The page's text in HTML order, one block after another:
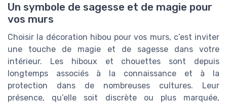
Un symbole de sagesse et de magie pour
vos murs
Choisir la décoration hibou pour vos murs, c’est inviter
une touche de magie et de sagesse dans votre
intérieur. Les hiboux et chouettes sont depuis
longtemps associés à la connaissance et à la
protection dans de nombreuses cultures. Leur
présence, qu’elle soit discrète ou plus marquée,